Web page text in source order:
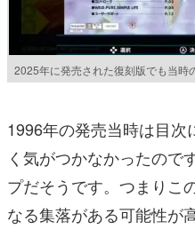
2025年に発売された復刻版でも当時
1996年の発売当時は目次
く気がつかなかったので
プだそうです。つまりこ
なる集落がある可能性が高